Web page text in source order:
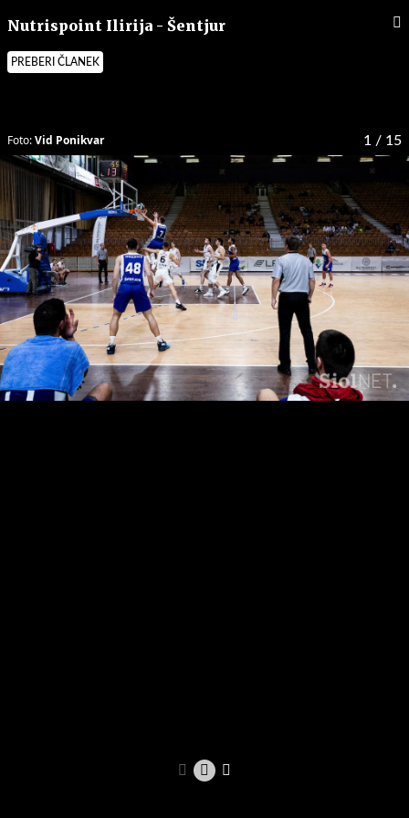
Nutrispoint Ilirija - Šentjur
PREBERI ČLANEK
1 / 15
Foto:Vid Ponikvar